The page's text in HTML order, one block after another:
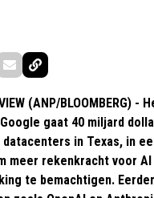
(ANP/BLOOMBERG) -
gaat 40 miljard
in Texas, in
meer rekenkracht voor AI
te bemachtigen.